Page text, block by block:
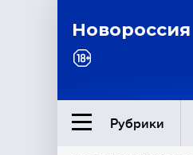
Новороссия
Рубрики